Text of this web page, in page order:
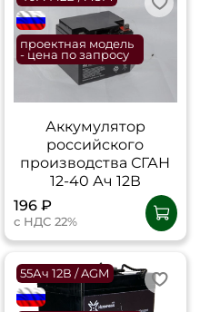
flagRU
проектная модель
- цена по запросу
Аккумулятор
российского
производства СГАН
12-40 Ач 12В
196 ₽
с НДС 22%
55Ач 12В / AGM
flagRU